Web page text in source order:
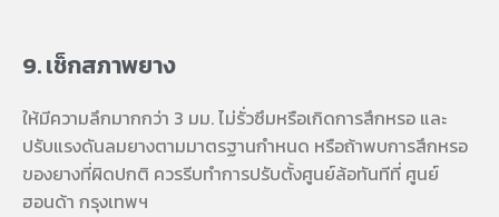
9. เช็กสภาพยาง
ให้มีความลึกมากกว่า 3 มม. ไม่รั่วซึมหรือเกิดการสึกหรอ และ
ปรับแรงดันลมยางตามมาตรฐานกำหนด หรือถ้าพบการสึกหรอ
ของยางที่ผิดปกติ ควรรีบทำการปรับตั้งศูนย์ล้อทันทีที่ ศูนย์
ฮอนด้า กรุงเทพฯ